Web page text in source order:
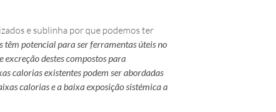
e sublinha por que podemos ter
têm potencial para ser ferramentas úteis no
destes compostos para
calorias existentes podem ser abordadas
calorias e a baixa exposição sistémica a